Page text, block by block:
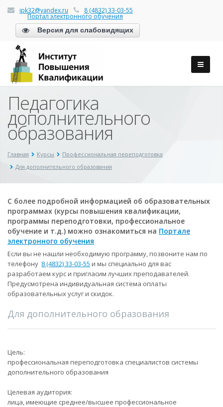
ipk32@yandex.ru 8 (4832) 33-03-55
Портал электронного обучения
Версия для слабовидящих
Педагогика
дополнительного
образования
Главная Курсы
Профессиональная переподготовка
Для дополнительного образования
С более подробной информацией об образовательных
программах (курсы повышения квалификации,
программы переподготовки, профессиональное
обучение и т.д.) можно ознакомиться на Портале
электронного обучения
Если вы не нашли необходимую программу, позвоните нам по
телефону 8 (4832) 33-03-55 и мы специально для вас
разработаем курс и пригласим лучших преподавателей.
Предусмотрена индивидуальная система оплаты
образовательных услуг и скидок.
Для дополнительного образования
Цель:
профессиональная переподготовка специалистов системы
дополнительного образования
Целевая аудитория:
лица, имеющие среднее/высшее профессиональное